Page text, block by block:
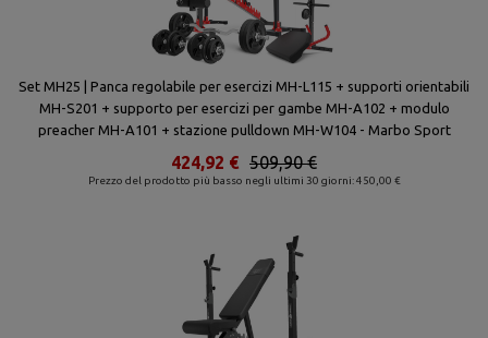
Set MH25 | Panca regolabile per esercizi MH-L115 + supporti orientabili
MH-S201 + supporto per esercizi per gambe MH-A102 + modulo
preacher MH-A101 + stazione pulldown MH-W104 - Marbo Sport
Prezzo del prodotto più basso negli ultimi 30 giorni: 450,00 €
509,90 €
424,92 €